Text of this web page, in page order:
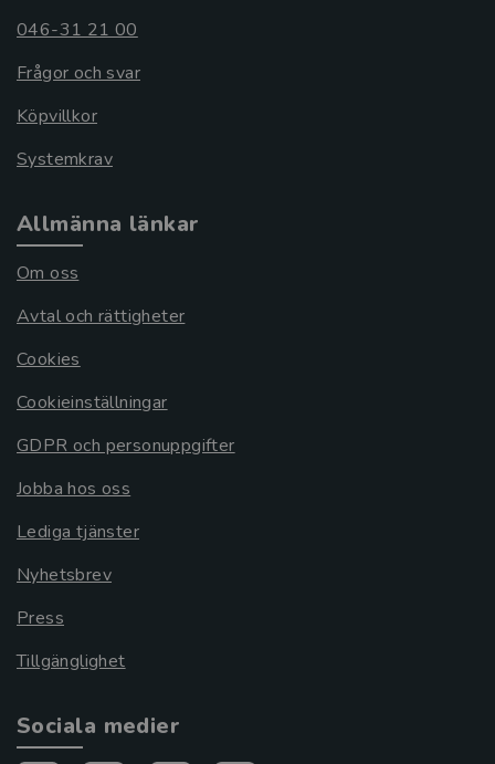
046-31 21 00
Frågor och svar
Köpvillkor
Systemkrav
Allmänna länkar
Om oss
Avtal och rättigheter
Cookies
Cookieinställningar
GDPR och personuppgifter
Jobba hos oss
Lediga tjänster
Nyhetsbrev
Press
Tillgänglighet
Sociala medier